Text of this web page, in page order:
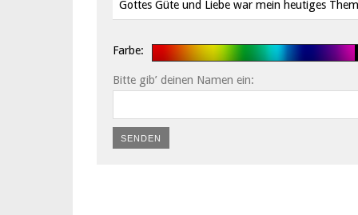
Gottes Güte und Liebe war mein heutiges
Farbe:
Bitte gib’ deinen Namen ein:
SENDEN